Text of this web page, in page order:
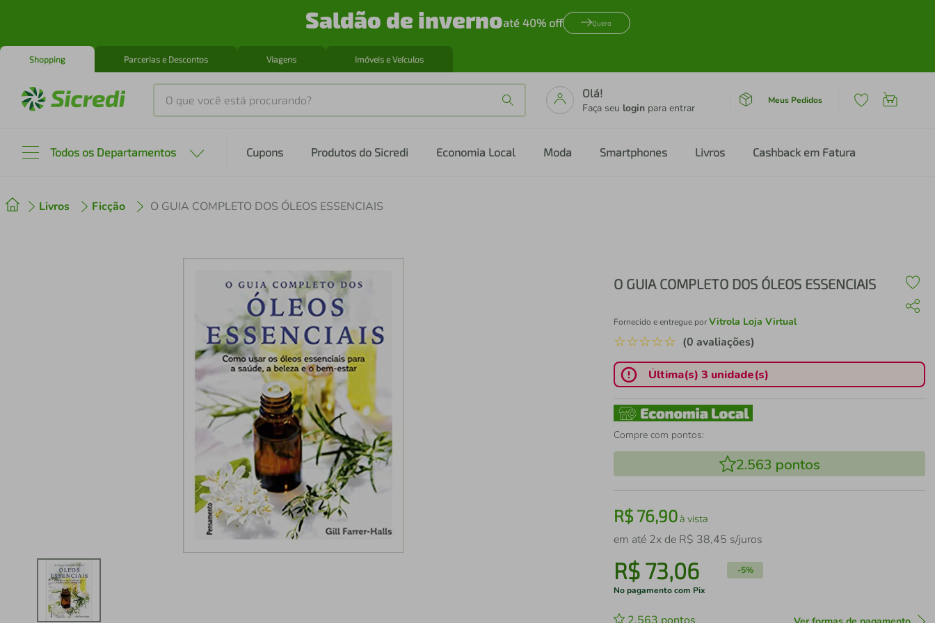
Saldão de invernoaté 40% off Quero
Shopping Parcerias e Descontos Viagens Imóveis e Veículos
O que você está procurando?
Olá!
Faça seu login para entrar
Meus Pedidos
Todos os Departamentos Cupons Produtos do Sicredi Economia Local Moda Smartphones Livros Cashback em Fatura
Livros Ficção O GUIA COMPLETO DOS ÓLEOS ESSENCIAIS
O GUIA COMPLETO DOS ÓLEOS ESSENCIAIS
Fornecido e entregue porVitrola Loja Virtual
☆☆☆☆☆ (0 avaliações)
Última(s) 3 unidade(s)
Compre com pontos:
2.563 pontos
R$76,90à vista
em até 2x de R$ 38,45 s/juros
R$ 73,06 -5%
No pagamento com Pix
2º cafeteira